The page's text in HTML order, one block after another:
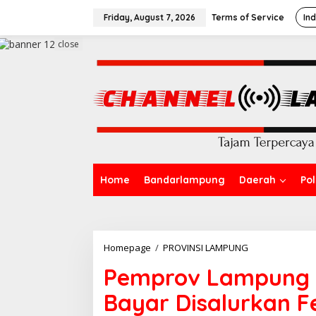
p
Friday, August 7, 2026 Terms of Service
Home Bandarlampung Daerah
close
Homepage / PROVINSI LAMPUNG
m
p
r
o
Pemprov
Bayar Disalurkan